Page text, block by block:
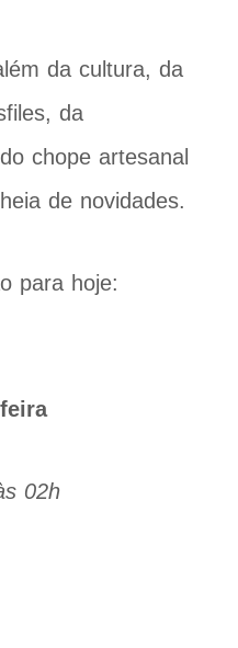
da cultura, da
da
chope artesanal
de novidades.
para hoje:
02h